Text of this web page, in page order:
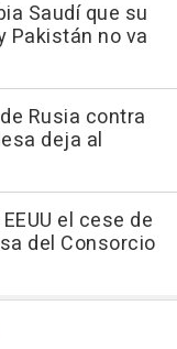
Saudí que su
Pakistán no va
Rusia contra
deja al
el cese de
del Consorcio